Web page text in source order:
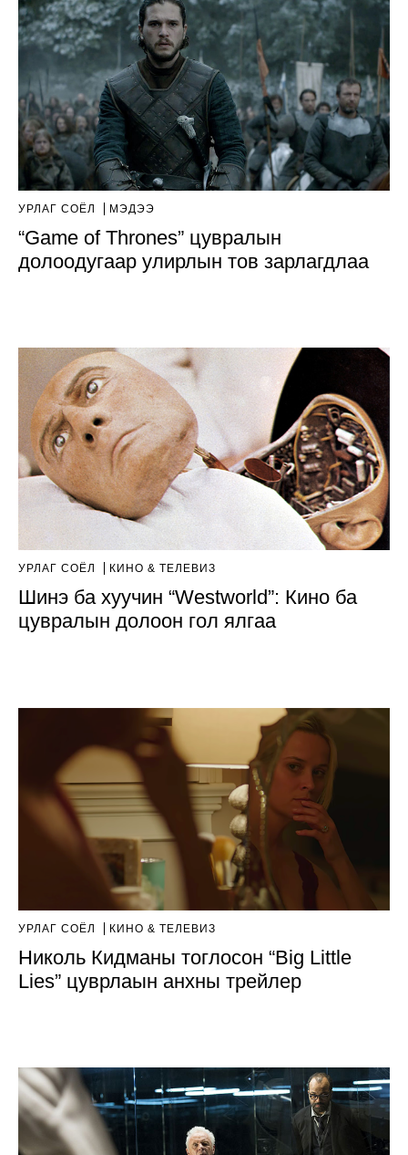
УРЛАГ СОЁЛ МЭДЭЭ
“Game of Thrones” цувралын
долоодугаар улирлын тов зарлагдлаа
УРЛАГ СОЁЛ КИНО & ТЕЛЕВИЗ
Шинэ ба хуучин “Westworld”: Кино ба
цувралын долоон гол ялгаа
УРЛАГ СОЁЛ КИНО & ТЕЛЕВИЗ
Николь Кидманы тоглосон “Big Little
Lies” цуврлаын анхны трейлер